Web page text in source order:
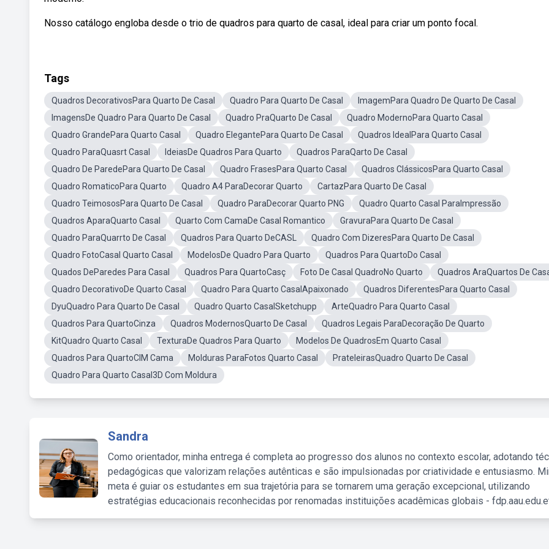
Nosso catálogo engloba desde o trio de quadros para quarto de casal, ideal para criar um ponto focal.
Tags
Quadros DecorativosPara Quarto De Casal Quadro Para Quarto De Casal
ImagemPara Quadro De Quarto De Casal
ImagensDe Quadro Para Quarto De Casal
Quadro PraQuarto De Casal
Quadro ModernoPara Quarto Casal
Quadro GrandePara Quarto Casal
Quadro ElegantePara Quarto De Casal
Quadros IdealPara Quarto Casal
Quadro ParaQuasrt Casal
IdeiasDe Quadros Para Quarto
Quadros ParaQarto De Casal
Quadro De ParedePara Quarto De Casal
Quadro FrasesPara Quarto Casal
Quadros ClássicosPara Quarto Casal
Quadro RomaticoPara Quarto
Quadro A4 ParaDecorar Quarto
CartazPara Quarto De Casal
Quadro TeimososPara Quarto De Casal
Quadro ParaDecorar Quarto PNG
Quadro Quarto Casal ParaImpressão
Quadros AparaQuarto Casal
Quarto Com CamaDe Casal Romantico
GravuraPara Quarto De Casal
Quadro ParaQuarrto De Casal
Quadros Para Quarto DeCASL
Quadro Com DizeresPara Quarto De Casal
Quadro FotoCasal Quarto Casal
ModelosDe Quadro Para Quarto
Quadros Para QuartoDo Casal
Quados DeParedes Para Casal
Quadros Para QuartoCasç Foto De Casal QuadroNo Quarto
Quadros AraQuartos De
Quadro DecorativoDe Quarto Casal
Quadro Para Quarto CasalApaixonado
Quadros DiferentesPara Quarto Casal
DyuQuadro Para Quarto De Casal
Quadro Quarto CasalSketchupp
ArteQuadro Para Quarto Casal
Quadros Para QuartoCinza
Quadros ModernosQuarto De Casal
Quadros Legais ParaDecoração De Quarto
KitQuadro Quarto Casal
TexturaDe Quadros Para Quarto
Modelos De QuadrosEm Quarto Casal
Quadros Para QuartoCIM Cama
Molduras ParaFotos Quarto Casal
PrateleirasQuadro Quarto De Casal
Quadro Para Quarto Casal3D Com Moldura
Sandra
Como orientador, minha entrega é completa ao progresso dos alunos no contexto escolar, adotando
pedagógicas que valorizam relações autênticas e são impulsionadas por criatividade e entusiasmo.
meta é guiar os estudantes em sua trajetória para se tornarem uma geração excepcional, utilizando
estratégias educacionais reconhecidas por renomadas instituições acadêmicas globais -